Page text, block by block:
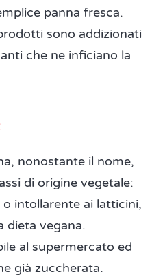
panna fresca.
sono addizionati
che ne inficiano la
nonostante il nome,
di origine vegetale:
intollarente ai latticini,
dieta vegana.
al supermercato ed
già zuccherata.